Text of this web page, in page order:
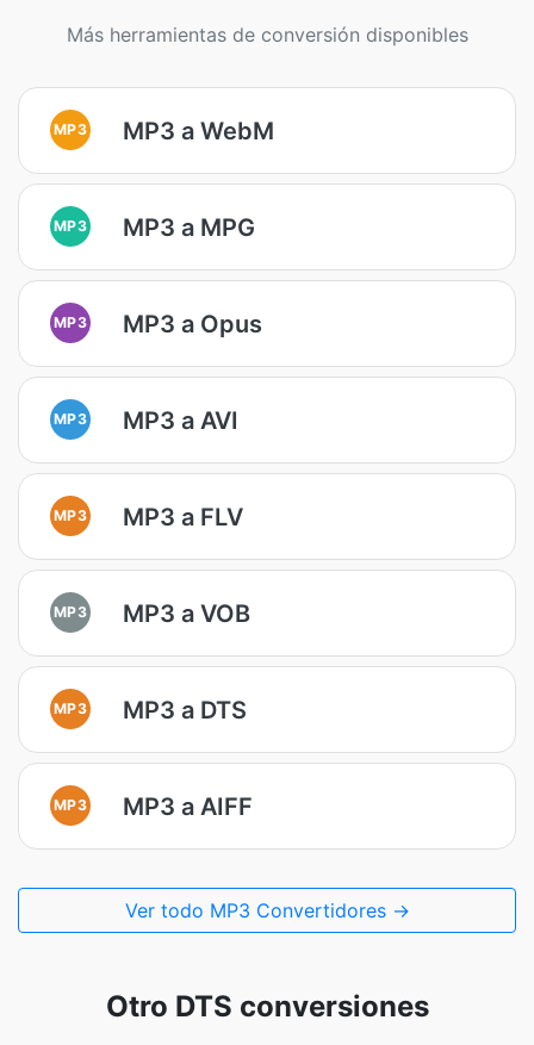
Más herramientas de conversión disponibles
MP3 MP3 a WebM
MP3 MP3 a MPG
MP3 MP3 a Opus
MP3 MP3 a AVI
MP3 MP3 a FLV
MP3 MP3 a VOB
MP3 MP3 a DTS
MP3 MP3 a AIFF
Ver todo MP3 Convertidores →
Otro DTS conversiones